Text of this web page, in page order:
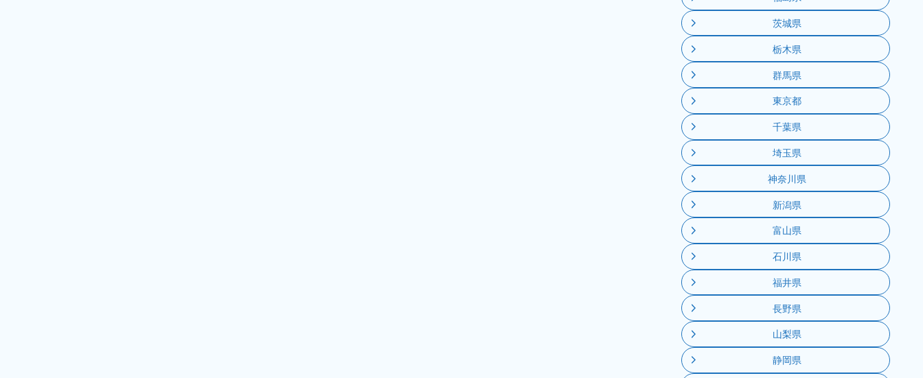
茨城県
栃木県
群馬県
東京都
千葉県
埼玉県
神奈川県
新潟県
富山県
石川県
福井県
長野県
山梨県
静岡県